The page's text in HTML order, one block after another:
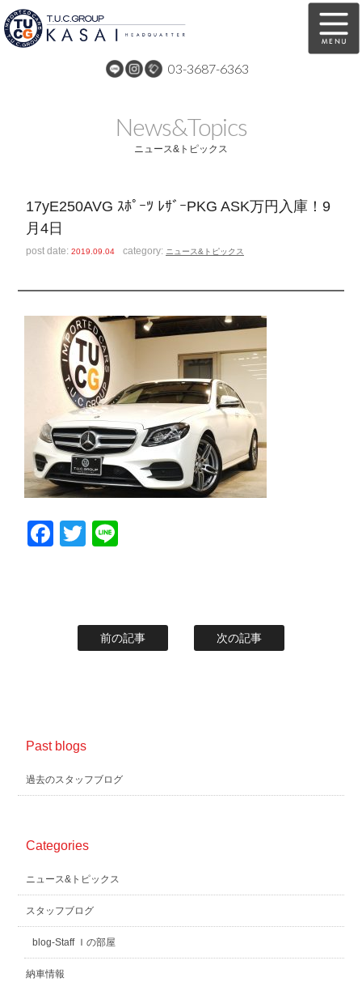
03-3687-6363
全国納車 特別作業
注文販売
スタッフ紹介 リクルート
お問い合わせ 会社概要
スタッフblog
ホーム T.U.C.GROUP
News&Topics
ニュース&トピックス
17yE250AVG ｽﾎﾟｰﾂ ﾚｻﾞｰPKG ASK万円入庫！9
月4日
post date:2019.09.04 category: ニュース&トピックス
Facebook
Twitter
前の記事 次の記事
Past blogs
過去のスタッフブログ
Categories
ニュース&トピックス
スタッフブログ
blog-Staff Ｉの部屋
納車情報